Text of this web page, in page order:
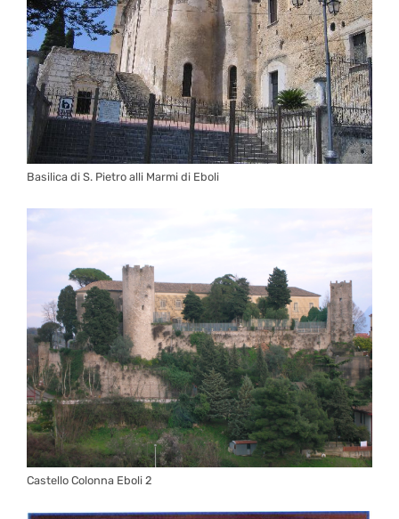
Basilica di S. Pietro alli Marmi di Eboli
Castello Colonna Eboli 2